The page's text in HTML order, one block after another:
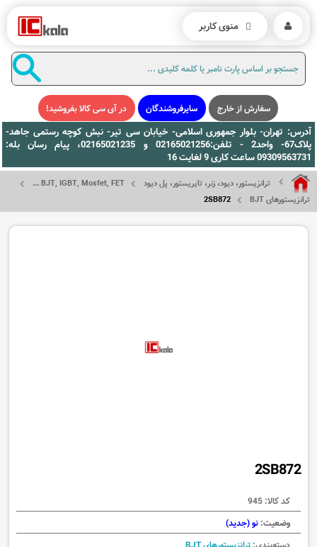
سفارش از خارج سایرفروشندگان در آی سی کالا بفروشید!
آدرس: تهران- بلوار جمهوری اسلامی- خیابان سی تیر- نبش کوچه رستمی جاهد-
پلاک67- واحد2 - تلفن:02165021256 و 02165021235، پیام رسان بله:
09309563731 ساعت کاری 9 لغایت 16
ترانزیستور، دیود، زنر، تایریستور، پل دیود
BJT, IGBT, Mosfet, FET ...
ترانزیستورهای BJT
2SB872
2SB872
کد کالا: 945
وضعیت: نو (جدید)
منوی کاربر